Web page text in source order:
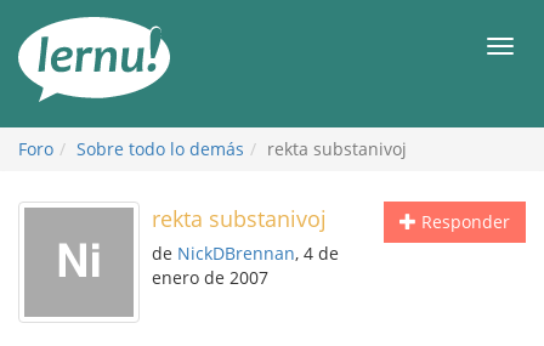
Foro Sobre todo lo demás rekta substanivoj
Responder
rekta substanivoj
de NickDBrennan, 4 de
enero de 2007